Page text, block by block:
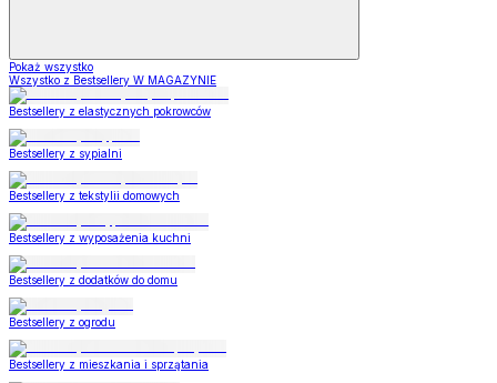
Pokaż wszystko
Wszystko z Bestsellery W MAGAZYNIE
Bestsellery z elastycznych pokrowców
Bestsellery z sypialni
Bestsellery z tekstylii domowych
Bestsellery z wyposażenia kuchni
Bestsellery z dodatków do domu
Bestsellery z ogrodu
Bestsellery z mieszkania i sprzątania